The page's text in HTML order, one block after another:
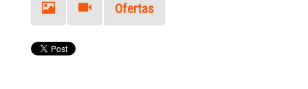
Ofertas